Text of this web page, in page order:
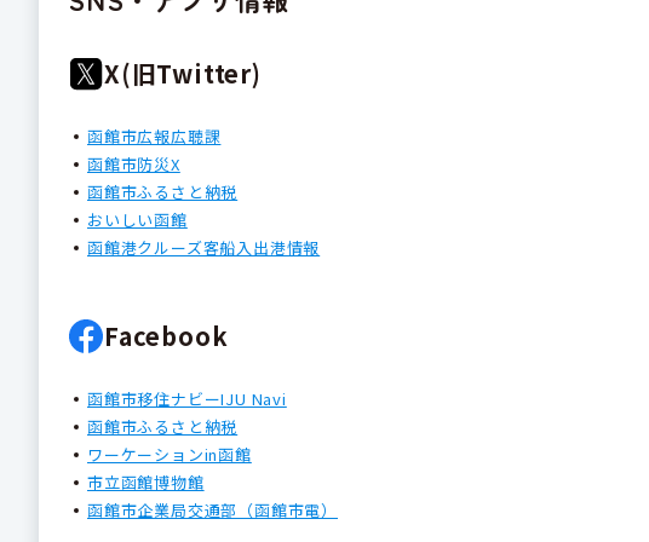
X(旧Twitter)
函館市広報広聴課
函館市防災X
函館市ふるさと納税
おいしい函館
函館港クルーズ客船入出港情報
Facebook
函館市移住ナビーIJU Navi
函館市ふるさと納税
ワーケーションin函館
市立函館博物館
函館市企業局交通部（函館市電）